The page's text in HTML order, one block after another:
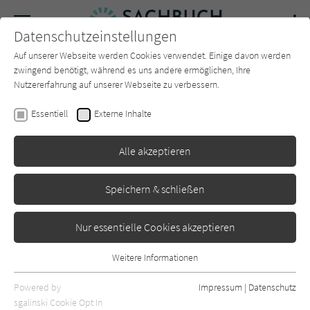
SUCHE Forum Charts Newsletter
Karoline Klemke
Erschienen: März 2023 0
Datenschutzeinstellungen
Auf unserer Webseite werden Cookies verwendet. Einige davon werden
zwingend benötigt, während es uns andere ermöglichen, Ihre
Nutzererfahrung auf unserer Webseite zu verbessern.
Essentiell Externe Inhalte
Alle akzeptieren
Speichern & schließen
Nur essentielle Cookies akzeptieren
Essentielle Cookies werden für grundlegende Funktionen der
Webseite benötigt. Dadurch ist gewährleistet, dass die Webseite
Weitere Informationen
Powered by
sgalinski Cookie Opt In
Impressum | Datenschutz